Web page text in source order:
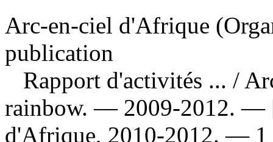
Arc-en-ciel d'Afrique
publication
Rapport d'activités ... /
rainbow. — 2009-2012. —
d'Afrique, 2010-2012. — 1